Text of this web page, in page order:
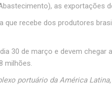
as exportações
que recebe dos produtores
30 de março e devem
milhões.
portuário da América